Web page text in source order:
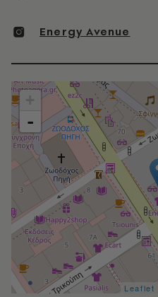
Energy Avenue
-
Leaflet